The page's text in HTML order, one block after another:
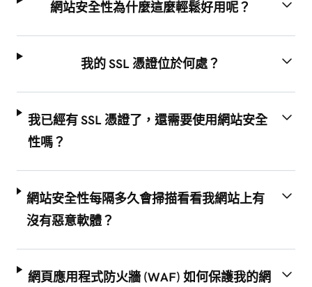
網站安全性為什麼這麼輕鬆好用呢？
我的 SSL 憑證位於何處？
我已經有 SSL 憑證了，還需要使用網站安全
性嗎？
網站安全性每隔多久會掃描看看我網站上有
沒有惡意軟體？
網頁應用程式防火牆 (WAF) 如何保護我的網